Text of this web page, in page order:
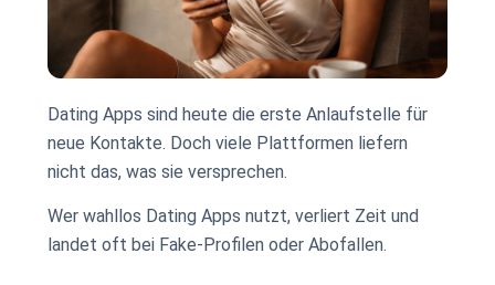
Dating Apps sind heute die erste Anlaufstelle für
neue Kontakte. Doch viele Plattformen liefern
nicht das, was sie versprechen.
Wer wahllos Dating Apps nutzt, verliert Zeit und
landet oft bei Fake-Profilen oder Abofallen.